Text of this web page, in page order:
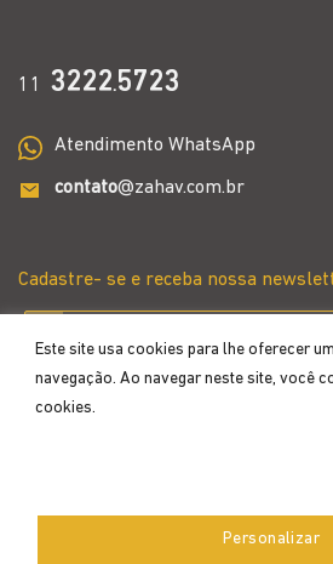
Este site usa cookies para lhe oferecer
navegação. Ao navegar neste site, você
cookies.
Personalizar
11 3222.5723
Atendimento WhatsApp
contato@zahav.com.br
Cadastre- se e receba nossa